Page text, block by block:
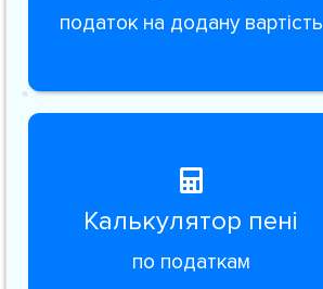
податок на додану вартість
Калькулятор пені
по податкам